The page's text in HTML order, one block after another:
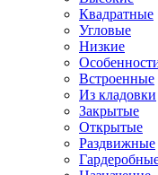
Квадратные
Угловые
Низкие
Встроенные
Из кладовки
Закрытые
Открытые
Раздвижные